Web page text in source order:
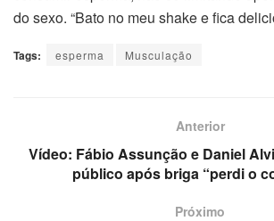
do sexo. “Bato no meu shake e fica
Tags: esperma Musculação
Anterior
Vídeo: Fábio Assunção e Daniel
público após briga “perdi o
Próximo